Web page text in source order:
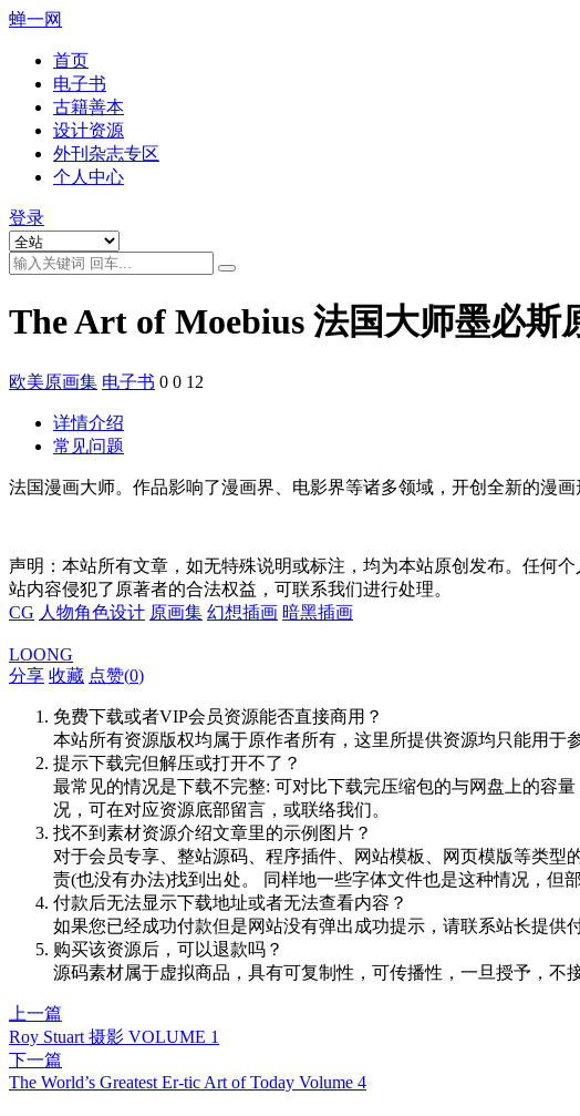
蝉一网
首页
电子书
古籍善本
设计资源
外刊杂志专区
个人中心
登录
The Art of Moebius 法国大师墨必斯
欧美原画集 电子书 0 0 12
详情介绍
常见问题
法国漫画大师。作品影响了漫画界、电影界等诸多领域，开创全新的漫
声明：本站所有文章，如无特殊说明或标注，均为本站原创发布。任何
站内容侵犯了原著者的合法权益，可联系我们进行处理。
CG 人物角色设计 原画集 幻想插画 暗黑插画
LOONG
分享 收藏 点赞(0)
免费下载或者VIP会员资源能否直接商用？
本站所有资源版权均属于原作者所有，这里所提供资源均只能用于
提示下载完但解压或打开不了？
最常见的情况是下载不完整: 可对比下载完压缩包的与网盘上的容
况，可在对应资源底部留言，或联络我们。
找不到素材资源介绍文章里的示例图片？
对于会员专享、整站源码、程序插件、网站模板、网页模版等类
责(也没有办法)找到出处。 同样地一些字体文件也是这种情况，但
付款后无法显示下载地址或者无法查看内容？
如果您已经成功付款但是网站没有弹出成功提示，请联系站长提供
购买该资源后，可以退款吗？
源码素材属于虚拟商品，具有可复制性，可传播性，一旦授予，
上一篇
Roy Stuart 摄影 VOLUME 1
下一篇
The World’s Greatest Er-tic Art of Today Volume 4